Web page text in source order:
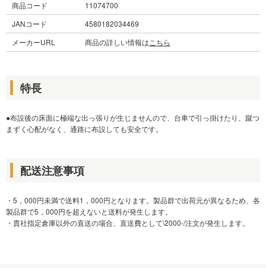
商品コード
11074700
JANコード
4580182034469
メーカーURL
商品の詳しい情報は こちら
特長
●布設後の床面に極端な出っ張りが生じませんので、台車で引っ掛けたり、蹴つ
まずく心配がなく、通路に布設しても安全です。
配送注意事項
・5，000円未満で送料1，000円となります。製品群で出荷元が異なるため、各
製品群で5，000円を超えないと送料が発生します。
・貴社指定倉庫以外の直送の場合、直送費として\2000-/注文が発生します。